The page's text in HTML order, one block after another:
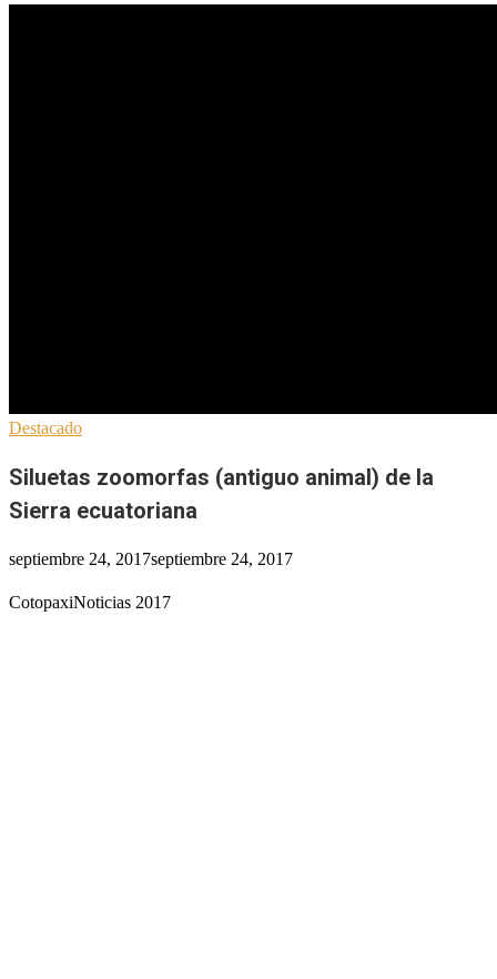
Destacado
Siluetas zoomorfas (antiguo animal) de la
Sierra ecuatoriana
septiembre 24, 2017septiembre 24, 2017
CotopaxiNoticias 2017